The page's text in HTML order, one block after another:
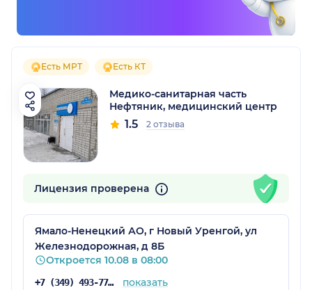
Есть МРТ Есть КТ
Медико-санитарная часть
Нефтяник, медицинский центр
1.5 2 отзыва
Лицензия проверена
Ямало-Ненецкий АО, г Новый Уренгой, ул
Железнодорожная, д 8Б
Откроется 10.08 в 08:00
+7 (349) 493-77-18 показать